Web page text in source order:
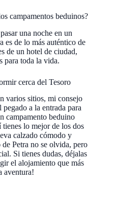
campamentos beduinos?
una noche en un
es de lo más auténtico de
de un hotel de ciudad,
para toda la vida.
cerca del Tesoro
varios sitios, mi consejo
a la entrada para
campamento beduino
lo mejor de los dos
calzado cómodo y
Petra no se olvida, pero
Si tienes dudas, déjalas
el alojamiento que más
aventura!